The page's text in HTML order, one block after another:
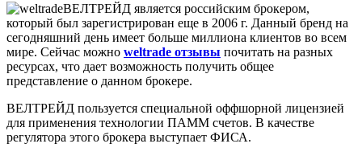
ВЕЛТРЕЙД является российским брокером,
который был зарегистрирован еще в 2006 г. Данный бренд на
сегодняшний день имеет больше миллиона клиентов во всем
мире. Сейчас можно weltrade отзывы почитать на разных
ресурсах, что дает возможность получить общее
представление о данном брокере.
ВЕЛТРЕЙД пользуется специальной оффшорной лицензией
для применения технологии ПАММ счетов. В качестве
регулятора этого брокера выступает ФИСА.